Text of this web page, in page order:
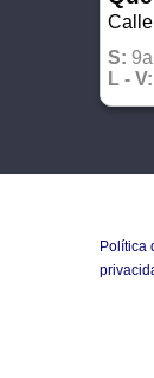
L - V:
S:
Política